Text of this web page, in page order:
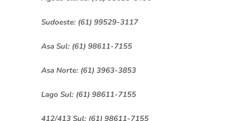
Sudoeste: (61) 99529-3117
Asa Sul: (61) 98611-7155
Asa Norte: (61) 3963-3853
Lago Sul: (61) 98611-7155
412/413 Sul: (61) 98611-7155